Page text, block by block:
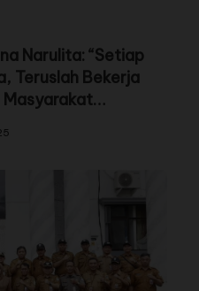
Narulita: “Setiap
Teruslah Bekerja
Masyarakat